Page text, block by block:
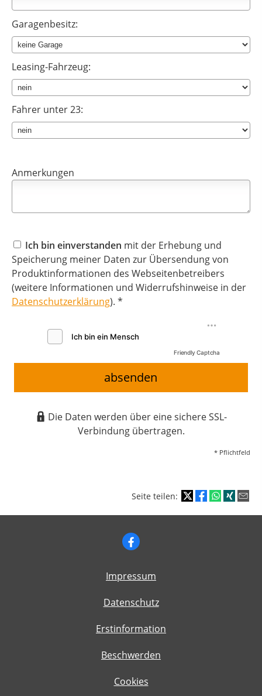
Garagenbesitz:
Leasing-Fahrzeug:
Fahrer unter 23:
Anmerkungen
Ich bin einverstanden mit der Erhebung und
Speicherung meiner Daten zur Übersendung von
Produktinformationen des Webseitenbetreibers
(weitere Informationen und Widerrufshinweise in der
Datenschutzerklärung). *
Friendly Captcha
absenden
Die Daten werden über eine sichere SSL-
Verbindung übertragen.
* Pflichtfeld
Seite teilen:
Impressum
Datenschutz
Erstinformation
Beschwerden
Cookies